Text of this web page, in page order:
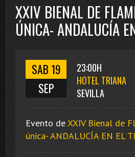
XXIV BIENAL DE
ÚNICA- ANDALUCÍA
SAB 19
SEP
23:00H
HOTEL TRIANA
SEVILLA
Evento deXXIV Bienal de
única- ANDALUCÍA EN EL